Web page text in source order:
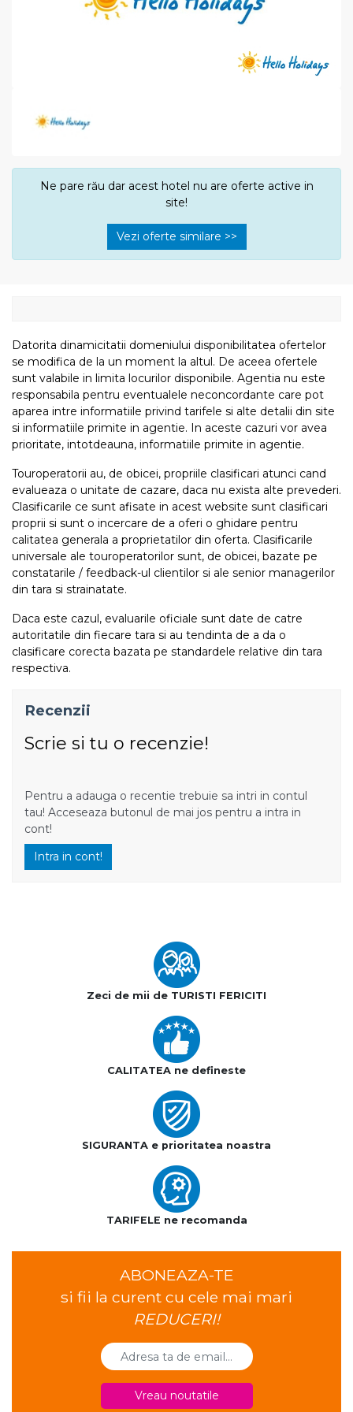
Ne pare rău dar acest hotel nu are oferte active in
site!
Vezi oferte similare >>
Datorita dinamicitatii domeniului disponibilitatea ofertelor
se modifica de la un moment la altul. De aceea ofertele
sunt valabile in limita locurilor disponibile. Agentia nu este
responsabila pentru eventualele neconcordante care pot
aparea intre informatiile privind tarifele si alte detalii din site
si informatiile primite in agentie. In aceste cazuri vor avea
prioritate, intotdeauna, informatiile primite in agentie.
Touroperatorii au, de obicei, propriile clasificari atunci cand
evalueaza o unitate de cazare, daca nu exista alte prevederi.
Clasificarile ce sunt afisate in acest website sunt clasificari
proprii si sunt o incercare de a oferi o ghidare pentru
calitatea generala a proprietatilor din oferta. Clasificarile
universale ale touroperatorilor sunt, de obicei, bazate pe
constatarile / feedback-ul clientilor si ale senior managerilor
din tara si strainatate.
Daca este cazul, evaluarile oficiale sunt date de catre
autoritatile din fiecare tara si au tendinta de a da o
clasificare corecta bazata pe standardele relative din tara
respectiva.
Recenzii
Scrie si tu o recenzie!
Pentru a adauga o recentie trebuie sa intri in contul
tau! Acceseaza butonul de mai jos pentru a intra in
cont!
Intra in cont!
Zeci de mii de TURISTI FERICITI
CALITATEA ne defineste
SIGURANTA e prioritatea noastra
TARIFELE ne recomanda
ABONEAZA-TE
si fii la curent cu cele mai mari
REDUCERI!
Vreau noutatile